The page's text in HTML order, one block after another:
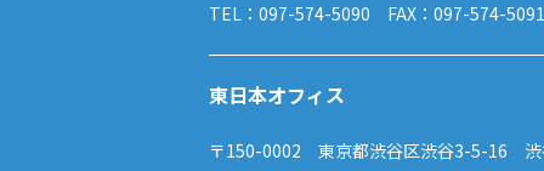
TEL：097-574-5090 FAX：097-574-5091
東日本オフィス
〒150-0002 東京都渋谷区渋谷3-5-16 渋